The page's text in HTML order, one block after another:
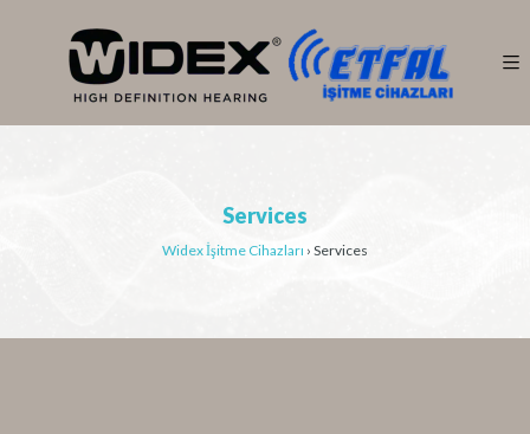
Services
Widex İşitme Cihazları › Services